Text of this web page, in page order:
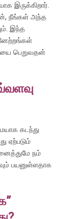
இருக்கிறார்.
நீங்கள் அந்த
இந்த
பெறுவதன்
கடந்து
ஏற்படும்
நம்
பயனுள்ளதாக